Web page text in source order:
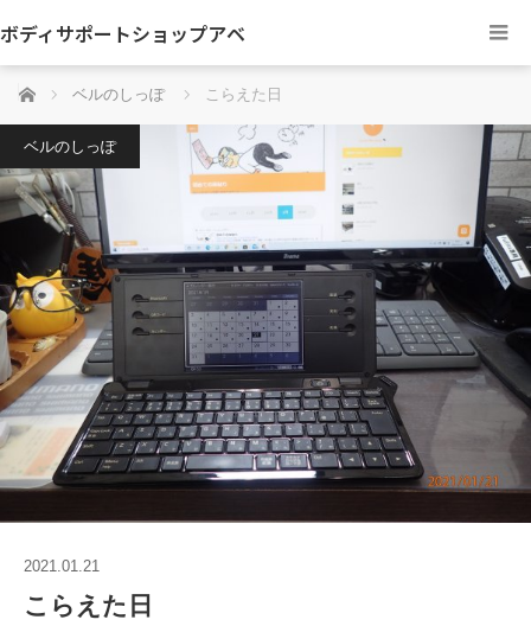
ボディサポートショップアベ
ホーム ベルのしっぽ こらえた日
ベルのしっぽ
2021.01.21
こらえた日